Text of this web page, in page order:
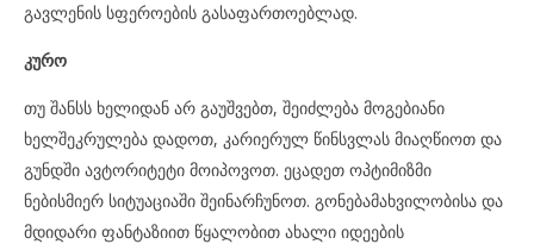
გავლენის სფეროების გასაფართოებლად.
კურო
თუ შანსს ხელიდან არ გაუშვებთ, შეიძლება მოგებიანი
ხელშეკრულება დადოთ, კარიერულ წინსვლას მიაღწიოთ და
გუნდში ავტორიტეტი მოიპოვოთ. ეცადეთ ოპტიმიზმი
ნებისმიერ სიტუაციაში შეინარჩუნოთ. გონებამახვილობისა და
მდიდარი ფანტაზიით წყალობით ახალი იდეების